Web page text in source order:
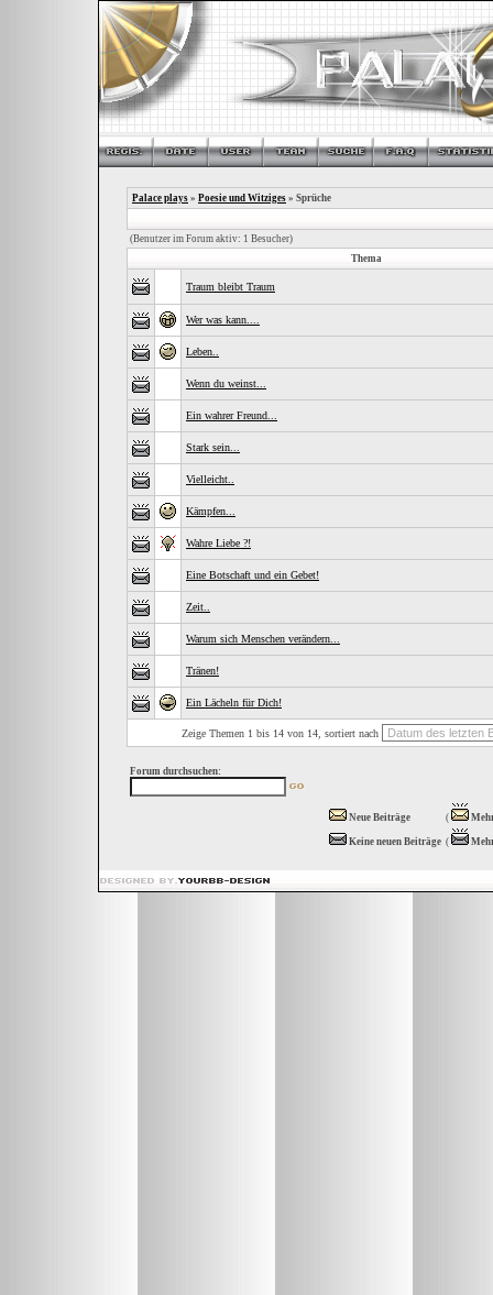
Palace plays » Poesie und Witziges » Sprüche
(Benutzer im Forum aktiv: 1 Besucher)
Thema
Traum bleibt Traum
Wer was kann....
Leben..
Wenn du weinst...
Ein wahrer Freund...
Stark sein...
Vielleicht..
Kämpfen...
Wahre Liebe ?!
Eine Botschaft und ein Gebet!
Zeit..
Warum sich Menschen verändern...
Tränen!
Ein Lächeln für Dich!
Zeige Themen 1 bis 14 von 14, sortiert nach
Forum durchsuchen:
Neue Beiträge (
Keine neuen Beiträge (